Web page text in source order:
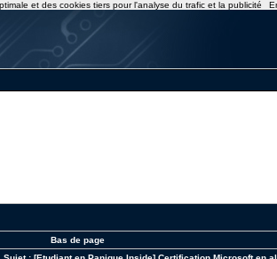
Bas de page
et des cookies tiers pour l'analyse du trafic et la publicité